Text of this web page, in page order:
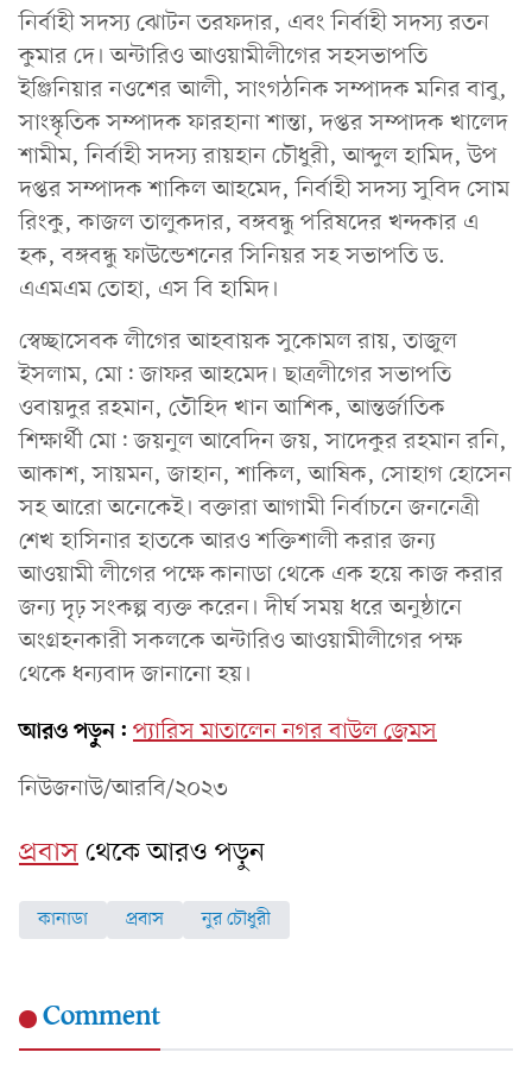
নির্বাহী সদস্য ঝোটন তরফদার, এবং নির্বাহী সদস্য রতন
কুমার দে। অন্টারিও আওয়ামীলীগের সহসভাপতি
ইঞ্জিনিয়ার নওশের আলী, সাংগঠনিক সম্পাদক মনির বাবু,
সাংস্কৃতিক সম্পাদক ফারহানা শান্তা, দপ্তর সম্পাদক খালেদ
শামীম, নির্বাহী সদস্য রায়হান চৌধুরী, আব্দুল হামিদ, উপ
দপ্তর সম্পাদক শাকিল আহমেদ, নির্বাহী সদস্য সুবিদ সোম
রিংকু, কাজল তালুকদার, বঙ্গবন্ধু পরিষদের খন্দকার এ
হক, বঙ্গবন্ধু ফাউন্ডেশনের সিনিয়র সহ সভাপতি ড.
এএমএম তোহা, এস বি হামিদ।
স্বেচ্ছাসেবক লীগের আহবায়ক সুকোমল রায়, তাজুল
ইসলাম, মো: জাফর আহমেদ। ছাত্রলীগের সভাপতি
ওবায়দুর রহমান, তৌহিদ খান আশিক, আন্তর্জাতিক
শিক্ষার্থী মো: জয়নুল আবেদিন জয়, সাদেকুর রহমান রনি,
আকাশ, সায়মন, জাহান, শাকিল, আষিক, সোহাগ হোসেন
সহ আরো অনেকেই। বক্তারা আগামী নির্বাচনে জননেত্রী
শেখ হাসিনার হাতকে আরও শক্তিশালী করার জন্য
আওয়ামী লীগের পক্ষে কানাডা থেকে এক হয়ে কাজ করার
জন্য দৃঢ় সংকল্প ব্যক্ত করেন। দীর্ঘ সময় ধরে অনুষ্ঠানে
অংগ্রহনকারী সকলকে অন্টারিও আওয়ামীলীগের পক্ষ
থেকে ধন্যবাদ জানানো হয়।
আরও পড়ুন: প্যারিস মাতালেন নগর বাউল জেমস
নিউজনাউ/আরবি/২০২৩
প্রবাসথেকে আরও পড়ুন
কানাডা প্রবাস নুর চৌধুরী
Comment